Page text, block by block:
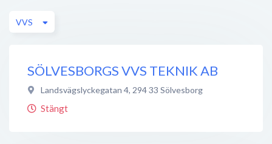
VVS
SÖLVESBORGS VVS TEKNIK AB
Landsvägslyckegatan 4, 294 33 Sölvesborg
Stängt